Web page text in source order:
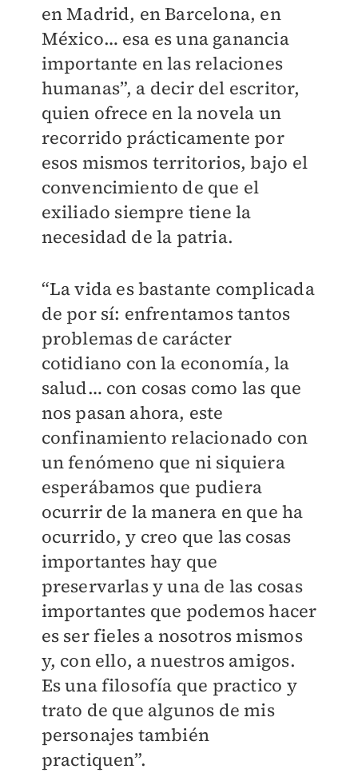
en Madrid, en Barcelona, en
México… esa es una ganancia
importante en las relaciones
humanas”, a decir del escritor,
quien ofrece en la novela un
recorrido prácticamente por
esos mismos territorios, bajo el
convencimiento de que el
exiliado siempre tiene la
necesidad de la patria.
“La vida es bastante complicada
de por sí: enfrentamos tantos
problemas de carácter
cotidiano con la economía, la
salud… con cosas como las que
nos pasan ahora, este
confinamiento relacionado con
un fenómeno que ni siquiera
esperábamos que pudiera
ocurrir de la manera en que ha
ocurrido, y creo que las cosas
importantes hay que
preservarlas y una de las cosas
importantes que podemos hacer
es ser fieles a nosotros mismos
y, con ello, a nuestros amigos.
Es una filosofía que practico y
trato de que algunos de mis
personajes también
practiquen”.